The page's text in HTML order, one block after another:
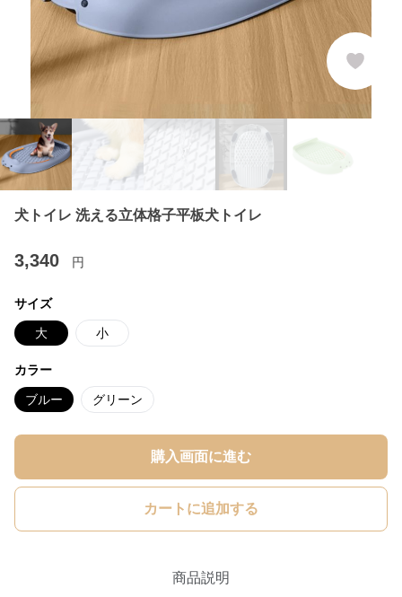
犬トイレ 洗える立体格子平板犬トイレ
3,340 円
サイズ
大 小
カラー
ブルー グリーン
購入画面に進む
カートに追加する
商品説明